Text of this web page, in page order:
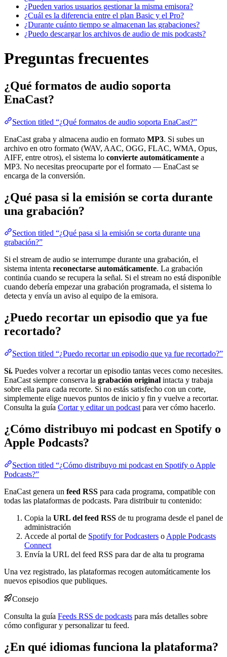
¿Pueden varios usuarios gestionar la misma emisora?
¿Cuál es la diferencia entre el plan Basic y el Pro?
¿Durante cuánto tiempo se almacenan las grabaciones?
¿Puedo descargar los archivos de audio de mis podcasts?
Preguntas frecuentes
¿Qué formatos de audio soporta
EnaCast?
Section titled “¿Qué formatos de audio soporta EnaCast?”
EnaCast graba y almacena audio en formato MP3. Si subes un
archivo en otro formato (WAV, AAC, OGG, FLAC, WMA, Opus,
AIFF, entre otros), el sistema lo convierte automáticamente a
MP3. No necesitas preocuparte por el formato — EnaCast se
encarga de la conversión.
¿Qué pasa si la emisión se corta durante
una grabación?
Section titled “¿Qué pasa si la emisión se corta durante una
grabación?”
Si el stream de audio se interrumpe durante una grabación, el
sistema intenta reconectarse automáticamente. La grabación
continúa cuando se recupera la señal. Si el stream no está disponible
cuando debería empezar una grabación programada, el sistema lo
detecta y envía un aviso al equipo de la emisora.
¿Puedo recortar un episodio que ya fue
recortado?
Section titled “¿Puedo recortar un episodio que ya fue recortado?”
Sí. Puedes volver a recortar un episodio tantas veces como necesites.
EnaCast siempre conserva la grabación original intacta y trabaja
sobre ella para cada recorte. Si no estás satisfecho con un corte,
simplemente elige nuevos puntos de inicio y fin y vuelve a recortar.
Consulta la guía Cortar y editar un podcast para ver cómo hacerlo.
¿Cómo distribuyo mi podcast en Spotify o
Apple Podcasts?
Section titled “¿Cómo distribuyo mi podcast en Spotify o Apple
Podcasts?”
EnaCast genera un feed RSS para cada programa, compatible con
todas las plataformas de podcasts. Para distribuir tu contenido:
Copia la URL del feed RSS de tu programa desde el panel de
administración
Accede al portal de Spotify for Podcasters o Apple Podcasts
Connect
Envía la URL del feed RSS para dar de alta tu programa
Una vez registrado, las plataformas recogen automáticamente los
nuevos episodios que publiques.
Consejo
Consulta la guía Feeds RSS de podcasts para más detalles sobre
cómo configurar y personalizar tu feed.
¿En qué idiomas funciona la plataforma?